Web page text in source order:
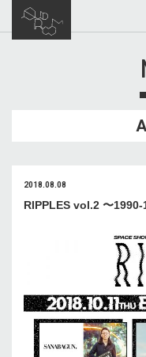
2018.08.08
RIPPLES vol.2 〜1990-